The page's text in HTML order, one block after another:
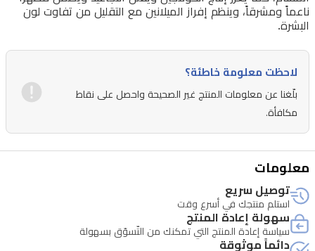
ناعماً ومشرقاً، وينظم إفراز الميلانين مع التقليل من تفاوت لون
البشرة.
لاحظت معلومة خاطئة؟
بلّغنا عن معلومات المنتج غير الصحيحة واحصل على نقاط
مكافأة.
معلومات
توصيل سريع
استلم منتجك في أسرع وقت
سهولة إعادة المنتج
سياسة إعادة المنتج التي تمكنك من التّسوّق بسهولة
دائماً موثوقة